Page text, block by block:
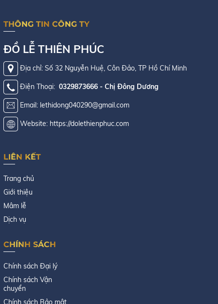
THÔNG TIN CÔNG TY
ĐỒ LỄ THIÊN PHÚC
Địa chỉ: Số 32 Nguyễn Huệ, Côn Đảo, TP Hồ Chí Minh
Điện Thoại: 0329873666 - Chị Đông Dương
Email: lethidong040290@gmail.com
Website: https://dolethienphuc.com
LIÊN KẾT
Trang chủ
Giới thiệu
Mâm lễ
Dịch vụ
CHÍNH SÁCH
Chính sách Đại lý
Chính sách Vận
chuyển
Chính sách Bảo mật